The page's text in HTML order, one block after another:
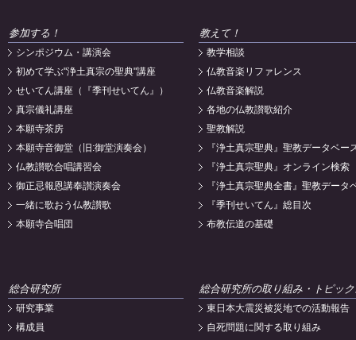
参加する！
シンポジウム・講演会
初めて学ぶ"浄土真宗の聖典"講座
せいてん講座（『季刊せいてん』）
真宗儀礼講座
本願寺茶房
本願寺音御堂（旧:御堂演奏会）
仏教讃歌合唱講習会
御正忌報恩講奉讃演奏会
一緒に歌おう仏教讃歌
本願寺合唱団
教えて！
教学相談
仏教音楽リファレンス
仏教音楽解説
各地の仏教讃歌紹介
聖教解説
『浄土真宗聖典』聖教データベー
『浄土真宗聖典』オンライン検索
『浄土真宗聖典全書』聖教データ
『季刊せいてん』総目次
布教伝道の基礎
総合研究所
研究事業
構成員
総合研究所の取り組み・トピッ
東日本大震災被災地での活動報告
自死問題に関する取り組み